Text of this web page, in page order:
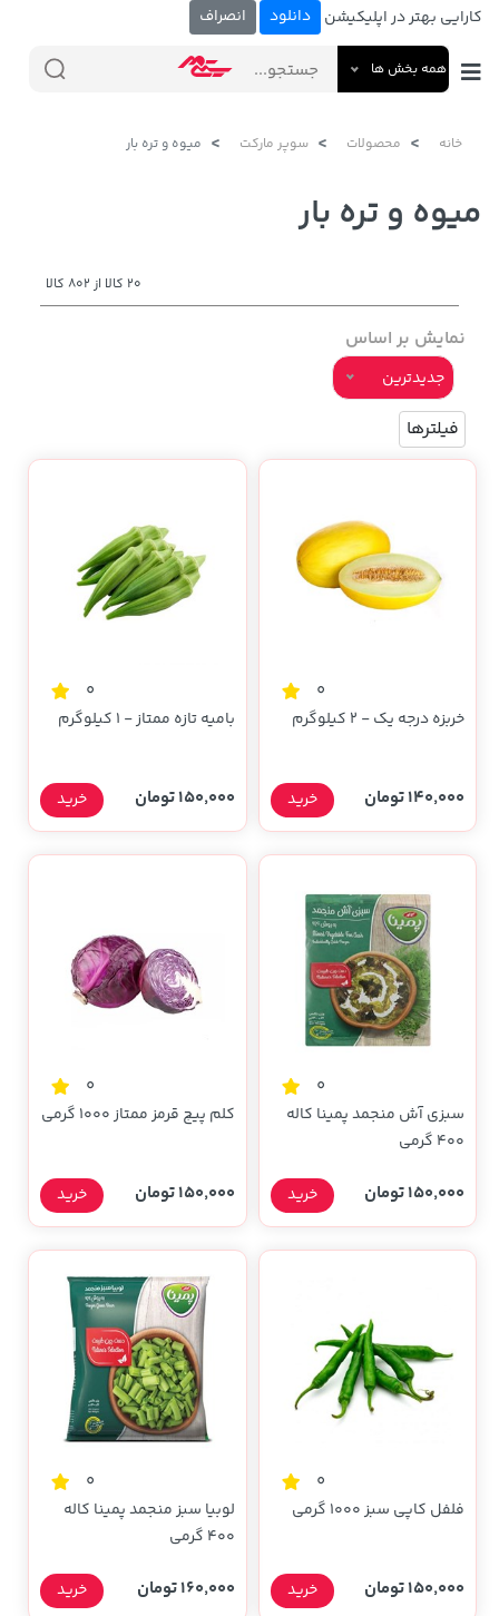
کارایی بهتر در اپلیکیشن دانلود انصراف
همه بخش ها
خانه محصولات سوپر مارکت میوه و تره بار
میوه و تره بار
20 کالا از 802 کالا
نمایش بر اساس
جدیدترین
فیلترها
0
خربزه درجه یک - 2 کیلوگرم
140,000 تومان خرید
0
بامیه تازه ممتاز - 1 کیلوگرم
150,000 تومان خرید
0
سبزی آش منجمد پمینا کاله
400 گرمی
150,000 تومان خرید
0
کلم پیچ قرمز ممتاز 1000 گرمی
150,000 تومان خرید
0
فلفل کاپی سبز 1000 گرمی
150,000 تومان خرید
0
لوبیا سبز منجمد پمینا کاله
۴۰۰ گرمی
160,000 تومان خرید